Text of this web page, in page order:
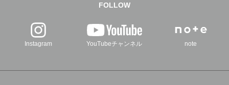
FOLLOW
Instagram YouTubeチャンネル note